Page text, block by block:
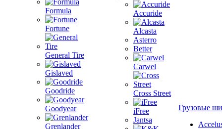
Formula
Fortune
General Tire
Gislaved
Goodride
Goodyear
Grenlander
Accuride
Alcasta
Asterro
Better
Carwel
Cross Street
iFree
Jantsa
Грузовые